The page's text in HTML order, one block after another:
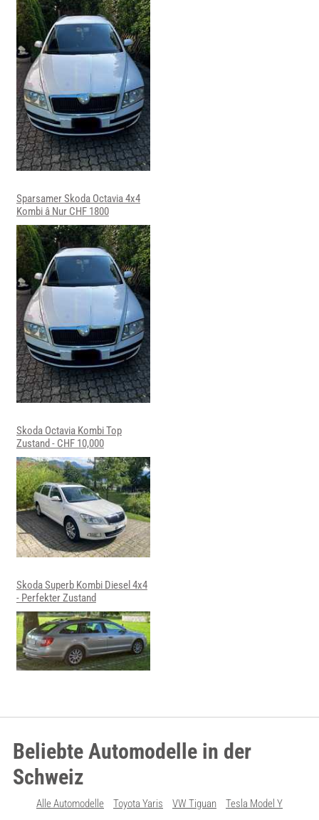
Sparsamer Skoda Octavia 4x4
Kombi â Nur CHF 1800
Skoda Octavia Kombi Top
Zustand - CHF 10,000
Skoda Superb Kombi Diesel 4x4
- Perfekter Zustand
Beliebte Automodelle in der
Schweiz
Alle Automodelle Toyota Yaris VW Tiguan
Tesla Model Y